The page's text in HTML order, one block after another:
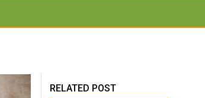
RELATED POST